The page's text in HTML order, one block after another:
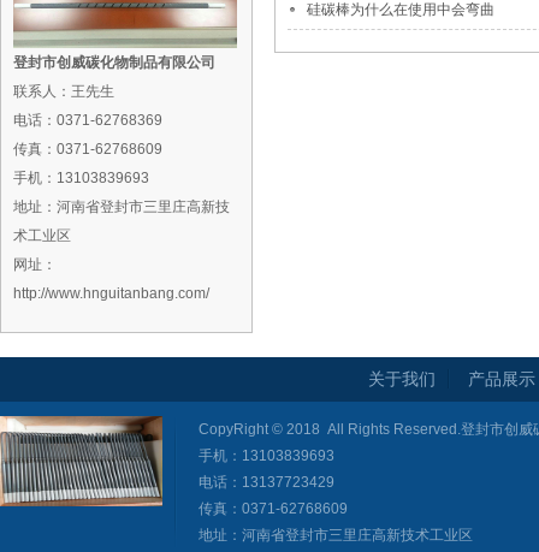
登封市创威碳化物制品有限公司
联系人：王先生
电话：0371-62768369
传真：0371-62768609
手机：13103839693
地址：河南省登封市三里庄高新技
术工业区
网址：
http://www.hnguitanbang.com/
硅碳棒为什么在使用中会弯曲
关于我们 产品展示
CopyRight © 2018 All Rights Reserved.登封市创威
手机：13103839693
电话：13137723429
传真：0371-62768609
地址：河南省登封市三里庄高新技术工业区